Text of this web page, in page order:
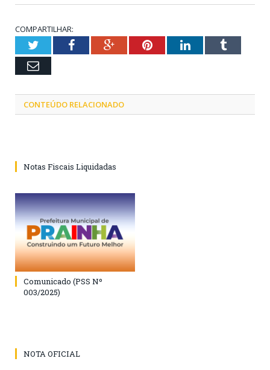
COMPARTILHAR:
TwitterFacebookGoogle+PinterestLinkedInTumblr
Email
CONTEÚDO RELACIONADO
Notas Fiscais Liquidadas
Comunicado (PSS Nº
003/2025)
NOTA OFICIAL